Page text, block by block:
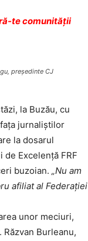
te comunității
preşedinte CJ
la Buzău, cu
jurnaliştilor
la dosarul
Excelenţă FRF
buzoian. „Nu am
afiliat al Federaţiei
unor meciuri,
Burleanu,